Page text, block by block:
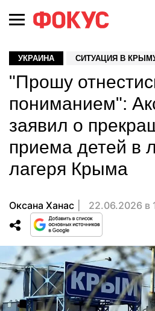
УКРАИНА СИТУАЦИЯ В
"Прошу
пониманием":
заявил о
приема детей в
лагеря Крыма
Оксана Ханас 22.06.2026 в